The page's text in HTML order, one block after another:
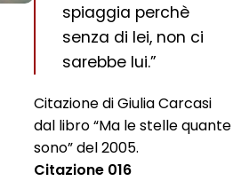
spiaggia perchè
senza di lei, non ci
sarebbe lui.”
Citazione di Giulia Carcasi
dal libro “Ma le stelle quante
sono” del 2005.
Citazione 016